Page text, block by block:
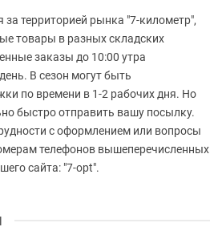
территорией рынка "7-километр",
товары в разных складских
заказы до 10:00 утра
В сезон могут быть
по времени в 1-2 рабочих дня. Но
быстро отправить вашу посылку.
с оформлением или вопросы
телефонов вышеперечисленных
сайта: "7-opt".